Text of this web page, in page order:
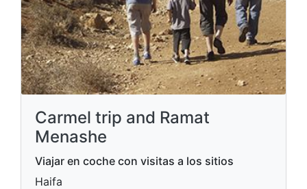
Carmel trip and Ramat
Menashe
Viajar en coche con visitas a los sitios
Haifa